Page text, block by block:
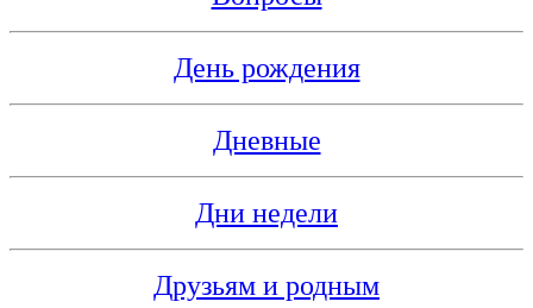
День рождения
Дневные
Дни недели
Друзьям и родным